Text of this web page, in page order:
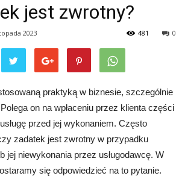
jest zwrotny?
2023 0
481
praktyką w biznesie, szczególnie
on na wpłaceniu przez klienta części
przed jej wykonaniem. Często
zadatek jest zwrotny w przypadku
jej niewykonania przez usługodawcę. W
się odpowiedzieć na to pytanie.